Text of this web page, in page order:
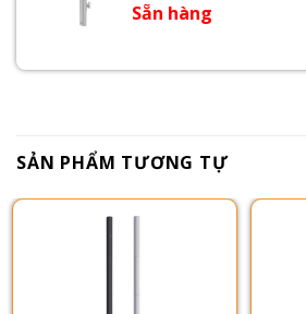
Sẵn hàng
SẢN PHẨM TƯƠNG TỰ